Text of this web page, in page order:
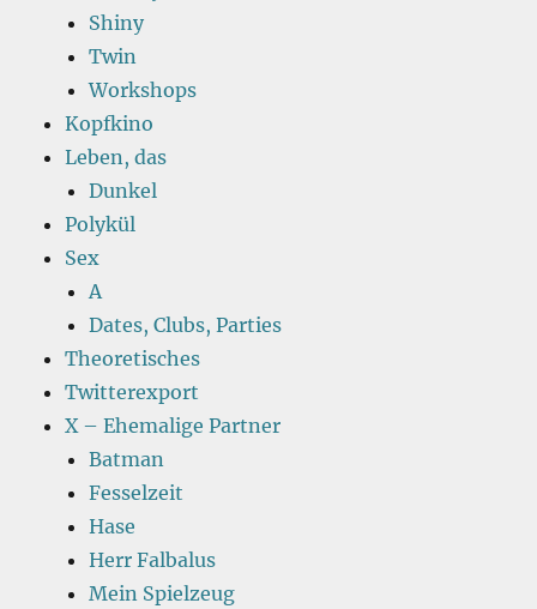
Shiny
Twin
Workshops
Kopfkino
Leben, das
Dunkel
Polykül
Sex
A
Dates, Clubs, Parties
Theoretisches
Twitterexport
X – Ehemalige Partner
Batman
Fesselzeit
Hase
Herr Falbalus
Mein Spielzeug